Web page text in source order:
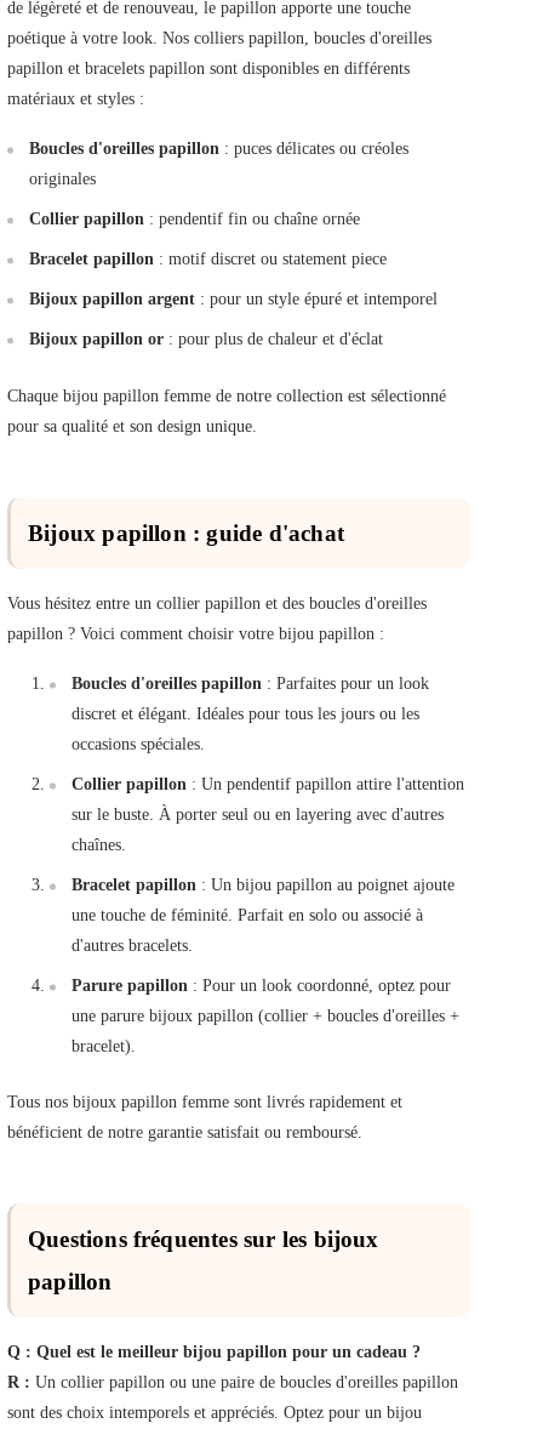
de légèreté et de renouveau, le papillon apporte une touche
poétique à votre look. Nos colliers papillon, boucles d'oreilles
papillon et bracelets papillon sont disponibles en différents
matériaux et styles :
Boucles d'oreilles papillon : puces délicates ou créoles
originales
Collier papillon : pendentif fin ou chaîne ornée
Bracelet papillon : motif discret ou statement piece
Bijoux papillon argent : pour un style épuré et intemporel
Bijoux papillon or : pour plus de chaleur et d'éclat
Chaque bijou papillon femme de notre collection est sélectionné
pour sa qualité et son design unique.
Bijoux papillon : guide d'achat
Vous hésitez entre un collier papillon et des boucles d'oreilles
papillon ? Voici comment choisir votre bijou papillon :
Boucles d'oreilles papillon : Parfaites pour un look
discret et élégant. Idéales pour tous les jours ou les
occasions spéciales.
Collier papillon : Un pendentif papillon attire l'attention
sur le buste. À porter seul ou en layering avec d'autres
chaînes.
Bracelet papillon : Un bijou papillon au poignet ajoute
une touche de féminité. Parfait en solo ou associé à
d'autres bracelets.
Parure papillon : Pour un look coordonné, optez pour
une parure bijoux papillon (collier + boucles d'oreilles +
bracelet).
Tous nos bijoux papillon femme sont livrés rapidement et
bénéficient de notre garantie satisfait ou remboursé.
Questions fréquentes sur les bijoux
papillon
Q : Quel est le meilleur bijou papillon pour un cadeau ?
R : Un collier papillon ou une paire de boucles d'oreilles papillon
sont des choix intemporels et appréciés. Optez pour un bijou